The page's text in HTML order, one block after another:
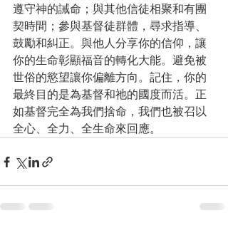
遵守神的誡命；與其他信徒相聚和有團
契時間；參與基督徒群體，尋求指導、
鼓勵和糾正。與他人分享你的信仰，讓
你的生命彰顯福音的轉化大能。避免被
世俗的慾望讓你偏離方向。記住，你的
最終目的是為基督和祂的國度而活。正
如基督完全為我們捨命，我們也被召以
全心、全力、全生命來回應。